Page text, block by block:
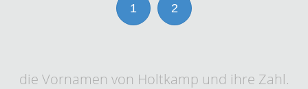
1 2
die Vornamen von Holtkamp und ihre Zahl.